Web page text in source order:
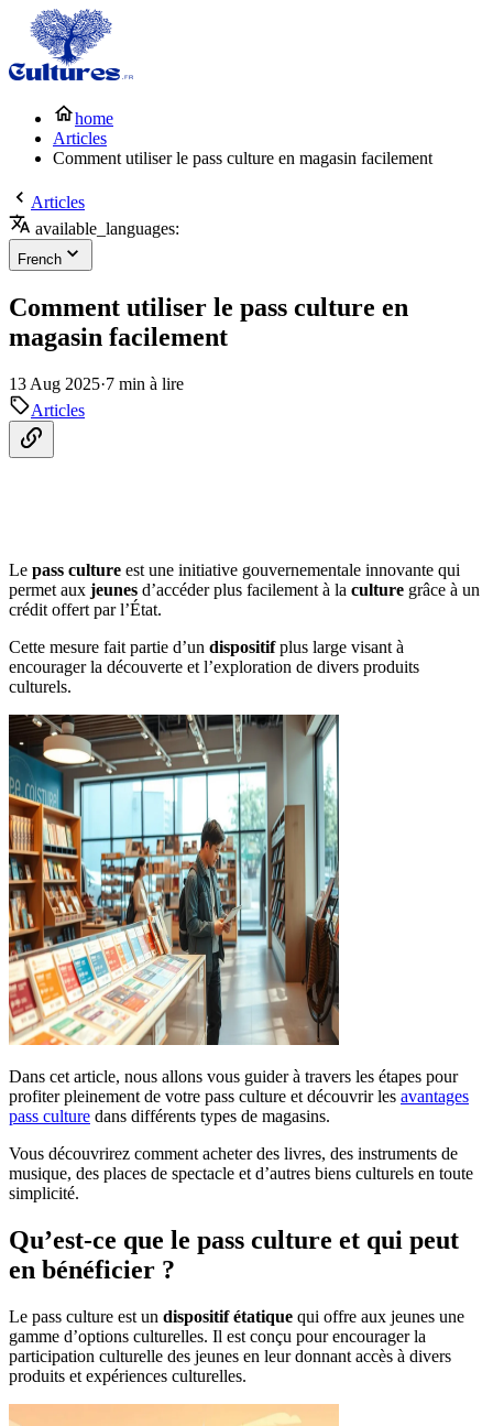
home
Articles
Comment utiliser le pass culture en magasin facilement
Articles
available_languages:
French
Comment utiliser le pass culture en
magasin facilement
13 Aug 2025·7 min à lire
Articles
Le pass culture est une initiative gouvernementale innovante qui
permet aux jeunes d’accéder plus facilement à la culture grâce à un
crédit offert par l’État.
Cette mesure fait partie d’un dispositifplus large visant à
encourager la découverte et l’exploration de divers produits
culturels.
Dans cet article, nous allons vous guider à travers les étapes pour
profiter pleinement de votre pass culture et découvrir les avantages
pass culture dans différents types de magasins.
Vous découvrirez comment acheter des livres, des instruments de
musique, des places de spectacle et d’autres biens culturels en toute
simplicité.
Qu’est-ce que le pass culture et qui peut
en bénéficier ?
Le pass culture est un dispositif étatique qui offre aux jeunes une
gamme d’options culturelles. Il est conçu pour encourager la
participation culturelle des jeunes en leur donnant accès à divers
produits et expériences culturelles.